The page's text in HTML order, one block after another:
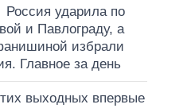
Россия ударила по
и Павлограду, а
избрали
Главное за день
выходных впервые